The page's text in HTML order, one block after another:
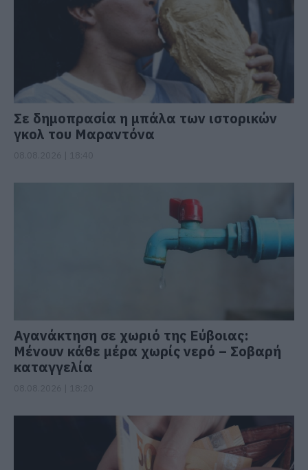
Σε δημοπρασία η μπάλα των ιστορικών
γκολ του Μαραντόνα
Αγανάκτηση σε χωριό της Εύβοιας:
Μένουν κάθε μέρα χωρίς νερό – Σοβαρή
καταγγελία